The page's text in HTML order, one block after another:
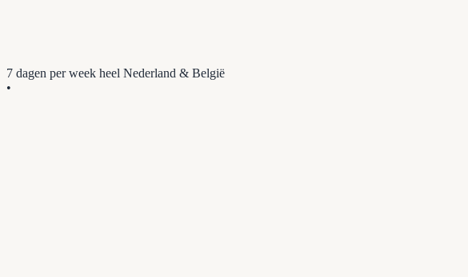
7 dagen per week heel Nederland & België
•